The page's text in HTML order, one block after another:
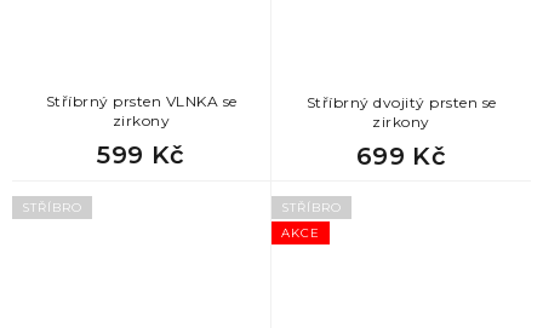
Stříbrný prsten VLNKA se
zirkony
599 Kč
Stříbrný dvojitý prsten se
zirkony
699 Kč
STŘÍBRO
AKCE
STŘÍBRO